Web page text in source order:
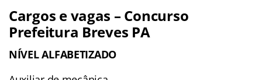
Cargos e vagas – Concurso
Prefeitura Breves PA
NÍVEL ALFABETIZADO